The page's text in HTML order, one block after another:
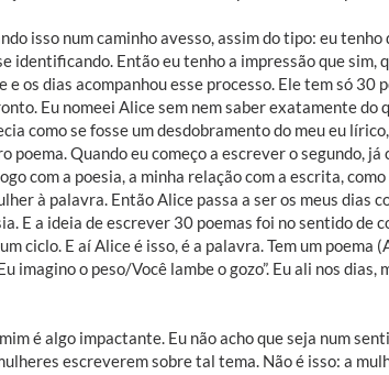
isso num caminho avesso, assim do tipo: eu tenho
identificando. Então eu tenho a impressão que sim,
e os dias acompanhou esse processo. Ele tem só 30
Eu nomeei Alice sem nem saber exatamente do
como se fosse um desdobramento do meu eu
poema. Quando eu começo a escrever o segundo, já
com a poesia, a minha relação com a escrita,
à palavra. Então Alice passa a ser os meus dias
E a ideia de escrever 30 poemas foi no sentido de
ciclo. E aí Alice é isso, é a palavra. Tem um poema
imagino o peso/Você lambe o gozo”. Eu ali nos dias,
é algo impactante. Eu não acho que seja num
escreverem sobre tal tema. Não é isso: a